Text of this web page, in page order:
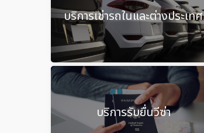
บริการเช่ารถในและต่างประเทศ
บริการรับยื่นวีซ่า